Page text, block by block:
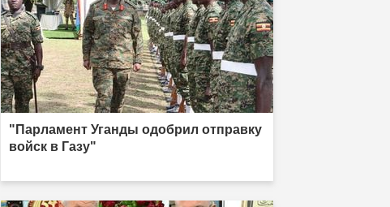
"Парламент Уганды одобрил отправку
войск в Газу"